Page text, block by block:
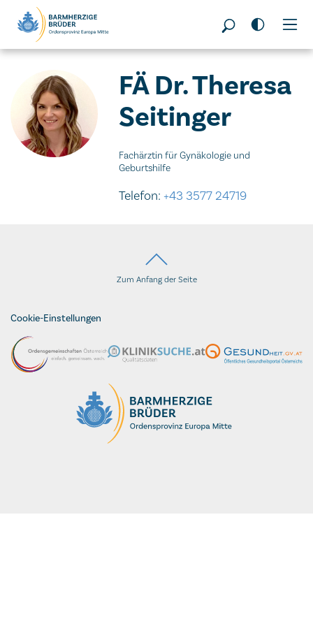
Seitenbereiche:
FÄ Dr. Theresa
Seitinger
Fachärztin für Gynäkologie und
Geburtshilfe
Telefon:+43 3577 24719
Zum Anfang der Seite
Cookie-Einstellungen